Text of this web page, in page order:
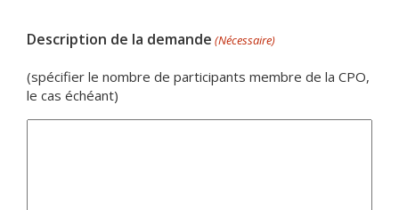
Description de la demande (Nécessaire)
(spécifier le nombre de participants membre de la CPO,
le cas échéant)